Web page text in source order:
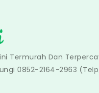
Termurah Dan
0852-2164-2963